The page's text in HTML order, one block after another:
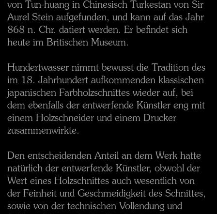
von Tun-huang in Chinesisch Turkestan von Sir
Aurel Stein aufgefunden, und kann auf das Jahr
868 n. Chr. datiert werden. Er befindet sich
heute im Britischen Museum.
Hundertwasser nimmt bewusst die Tradition des
im 18. Jahrhundert aufkommenden klassischen
japanischen Farbholzschnittes wieder auf, bei
dem ebenfalls der entwerfende Künstler eng mit
einem Holzschneider und einem Drucker
zusammenwirkte.
Den entscheidenden Anteil an dem Werk hatte
natürlich der entwerfende Künstler, obwohl der
Wert eines Holzschnittes auch wesentlich von
der Feinheit und Geschmeidigkeit des Schnittes,
sowie von der technischen Vollendung und